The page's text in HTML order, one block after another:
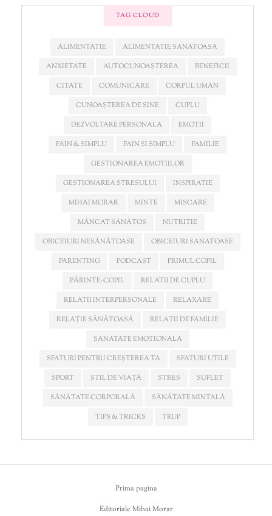
TAG CLOUD
ALIMENTATIE
ALIMENTATIE SANATOASA
ANXIETATE
AUTOCUNOAȘTEREA
BENEFICII
CITATE
COMUNICARE
CORPUL UMAN
CUNOAȘTEREA DE SINE
CUPLU
DEZVOLTARE PERSONALA
EMOTII
FAIN & SIMPLU
FAIN SI SIMPLU
FAMILIE
GESTIONAREA EMOTIILOR
GESTIONAREA STRESULUI
INSPIRATIE
MIHAI MORAR
MINTE
MISCARE
MÂNCAT SĂNĂTOS
NUTRITIE
OBICEIURI NESĂNĂTOASE
OBICEIURI SANATOASE
PARENTING
PODCAST
PRIMUL COPIL
PĂRINTE-COPIL
RELATII DE CUPLU
RELATII INTERPERSONALE
RELAXARE
RELAȚIE SĂNĂTOASĂ
RELAȚII DE FAMILIE
SANATATE EMOTIONALA
SFATURI PENTRU CREȘTEREA TA
SFATURI UTILE
SPORT
STIL DE VIAȚĂ STRES
SUFLET
SĂNĂTATE CORPORALĂ
SĂNĂTATE MINTALĂ
TIPS & TRICKS
TRUP
Prima pagina
Editoriale Mihai Morar